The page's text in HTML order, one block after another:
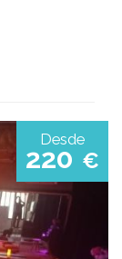
Desde
220 €